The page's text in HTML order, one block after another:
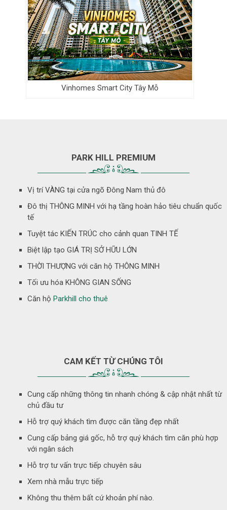
Vinhomes Smart City Tây Mỗ
PARK HILL PREMIUM
Vị trí VÀNG tại cửa ngõ Đông Nam thủ đô
Đô thị THÔNG MINH với hạ tầng hoàn hảo tiêu chuẩn quốc
tế
Tuyệt tác KIẾN TRÚC cho cảnh quan TINH TẾ
Biệt lập tạo GIÁ TRỊ SỞ HỮU LỚN
THỜI THƯỢNG với căn hộ THÔNG MINH
Tối ưu hóa KHÔNG GIAN SỐNG
Căn hộ Parkhill cho thuê
CAM KẾT TỪ CHÚNG TÔI
Cung cấp những thông tin nhanh chóng & cập nhật nhất từ
chủ đầu tư
Hỗ trợ quý khách tìm được căn tầng đẹp nhất
Cung cấp bảng giá gốc, hỗ trợ quý khách tìm căn phù hợp
với ngân sách
Hỗ trợ tư vấn trực tiếp chuyên sâu
Xem nhà mẫu trực tiếp
Không thu thêm bất cứ khoản phí nào.